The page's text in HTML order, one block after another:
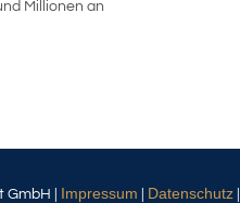
Millionen an
| Impressum Datenschutz